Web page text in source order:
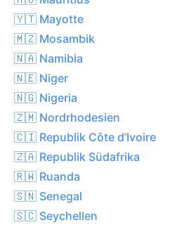
🇾🇹 Mayotte
🇲🇿 Mosambik
🇳🇦 Namibia
🇳🇪 Niger
🇳🇬 Nigeria
🇿🇲 Nordrhodesien
🇨🇮 Republik Côte d’Ivoire
🇿🇦 Republik Südafrika
🇷🇼 Ruanda
🇸🇳 Senegal
🇸🇨 Seychellen